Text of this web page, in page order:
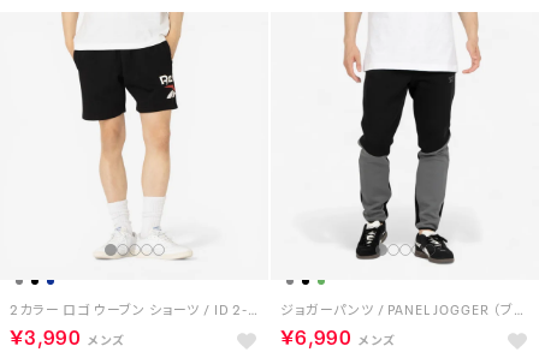
2カラー ロゴ ウーブン ショーツ / ID 2-COLOR LOGO 7 SHORT （ブラック）
￥3,990
ジョガーパンツ / PANEL JOGGER （ブラック）
￥6,990